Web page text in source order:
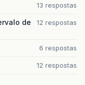
13 respostas
de
12 respostas
6 respostas
12 respostas